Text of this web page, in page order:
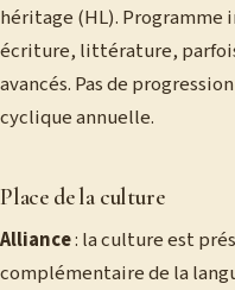
héritage (HL). Programme
écriture, littérature,
avancés. Pas de
cyclique annuelle.
Place de la culture
Alliance: la culture est
complémentaire de la